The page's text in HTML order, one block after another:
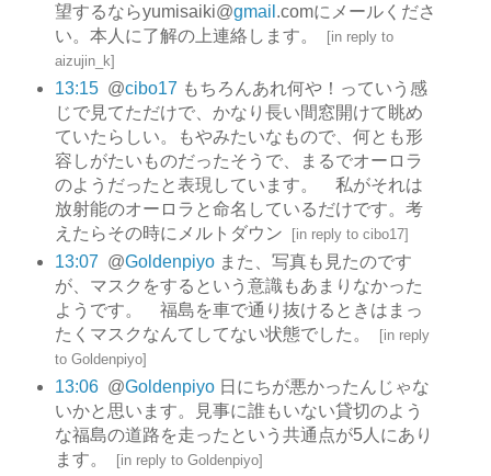
望するならyumisaiki@gmail .comにメールくださ
い。本人に了解の上連絡します。
[in reply to
aizujin_k]
13:15 @cibo17 もちろんあれ何や！っていう感
じで見てただけで、かなり長い間窓開けて眺め
ていたらしい。もやみたいなもので、何とも形
容しがたいものだったそうで、まるでオーロラ
のようだったと表現しています。 私がそれは
放射能のオーロラと命名しているだけです。考
えたらその時にメルトダウン [in reply to cibo17]
13:07 @Goldenpiyoまた、写真も見たのです
が、マスクをするという意識もあまりなかった
ようです。 福島を車で通り抜けるときはまっ
たくマスクなんてしてない状態でした。
[in reply
to Goldenpiyo]
13:06 @Goldenpiyo日にちが悪かったんじゃな
いかと思います。見事に誰もいない貸切のよう
な福島の道路を走ったという共通点が5人にあり
ます。
[in reply to Goldenpiyo]